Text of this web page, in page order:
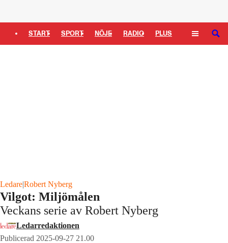
START SPORT NÖJE RADIO PLUS SÖK
Ledare|Robert Nyberg
Vilgot: Miljömålen
Veckans serie av Robert Nyberg
Ledarredaktionen
Publicerad 2025-09-27 21.00